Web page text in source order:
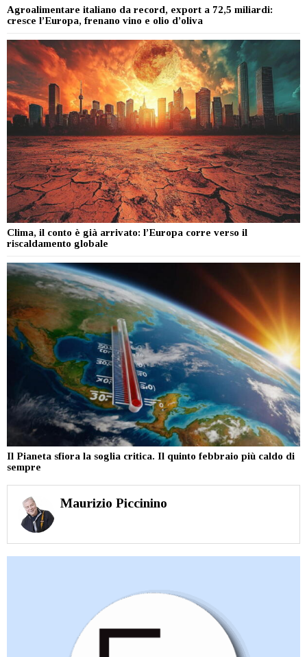
Agroalimentare italiano da record, export a 72,5 miliardi:
cresce l’Europa, frenano vino e olio d’oliva
Clima, il conto è già arrivato: l’Europa corre verso il
riscaldamento globale
Il Pianeta sfiora la soglia critica. Il quinto febbraio più caldo di
sempre
Maurizio Piccinino